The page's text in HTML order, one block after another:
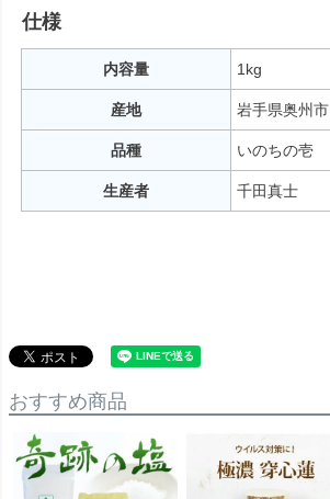
仕様
内容量 1kg
産地 岩手県奥州市
品種 いのちの壱
生産者 千田真士
おすすめ商品